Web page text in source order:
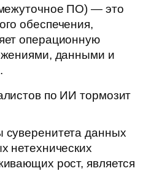
ПО) — это
обеспечения,
операционную
данными и
по ИИ тормозит
данных
нетехнических
рост, является